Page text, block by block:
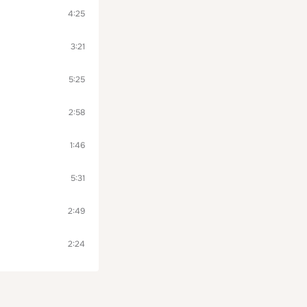
4:25
3:21
5:25
2:58
1:46
5:31
2:49
2:24